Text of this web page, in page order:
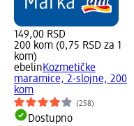
149,00 RSD
200 kom (0,75 RSD za 1
kom)
ebelinKozmetičke
maramice, 2-slojne, 200
kom
(258)
Dostupno